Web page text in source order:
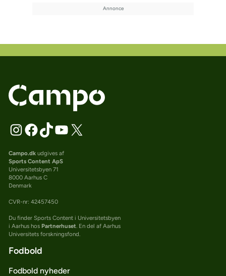
Campo.dkudgives af
Sports Content ApS
Universitetsbyen 71
8000 Aarhus C
Denmark
CVR-nr: 42457450
Du finder Sports Content i Universitetsbyen
i Aarhus hos Partnerhuset . En del af Aarhus
Universitets forskningsfond.
Fodbold
Fodbold nyheder